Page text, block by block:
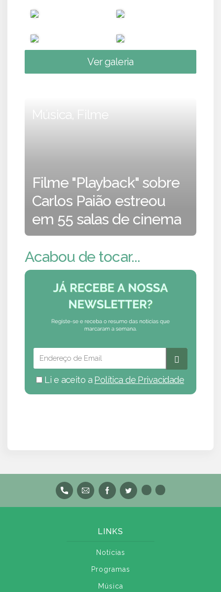
Ver galeria
Música, Filme
Filme "Playback" sobre
Carlos Paião estreou
em 55 salas de cinema
Acabou de tocar...
Li e aceito a Política de Privacidade
LINKS
Notícias
Programas
Música